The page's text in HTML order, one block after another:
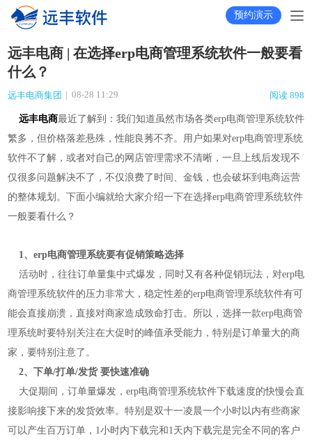
预约演示
远丰电商 | 在选择erp电商管理系统软件一般要看
什么？
远丰电商集团 | 08-28 11:29 阅读 898
远丰电商最近了解到：我们知道虽然市场各类erp电商管理系统软件
繁多，但价格落差悬殊，性能良莠不齐。用户如果对erp电商管理系统
软件不了解，或者对自己的网店管理需求不清晰，一旦上线后发现不
仅很多问题解决不了，不仅浪费了时间、金钱，也会破坏到电商运营
的整体规划。下面小编就给大家介绍一下在选择erp电商管理系统软件
一般要看什么？
1、erp电商管理系统要有促销策略选择
活动时，往往订单量集中式爆发，同时又有各种促销玩法，对erp电
商管理系统软件的压力非常大，稳定性差的erp电商管理系统软件有可
能会直接崩溃，直接对商家造成致命打击。所以，选择一款erp电商管
理系统时要特别关注在大促时的峰值承受能力，特别是订单量大的商
家，要特别注意了。
2、下单/打单/发货 要快速准确
大促期间，订单量爆发，erp电商管理系统软件下载速度的快慢会直
接影响接下来的发货效率。特别是双十一凌晨一个小时以内有些商家
可以产生百万订单，1小时内下载完和1天内下载完是完全不同的客户